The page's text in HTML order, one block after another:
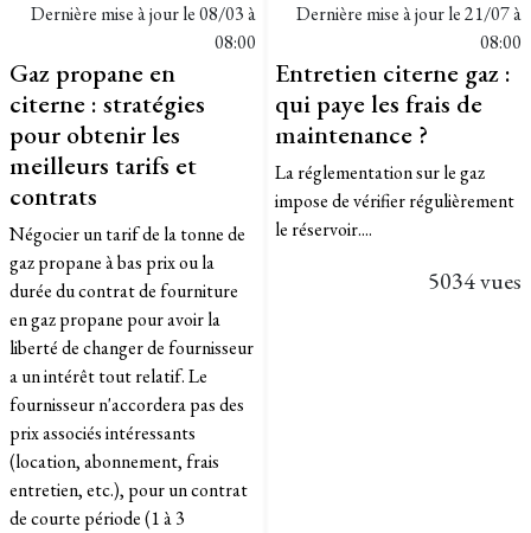
Dernière mise à jour le08/03 à
08:00
Gaz propane en
citerne : stratégies
pour obtenir les
meilleurs tarifs et
contrats
Négocier un tarif de la tonne de
gaz propane à bas prix ou la
durée du contrat de fourniture
en gaz propane pour avoir la
liberté de changer de fournisseur
a un intérêt tout relatif. Le
fournisseur n'accordera pas des
prix associés intéressants
(location, abonnement, frais
entretien, etc.), pour un contrat
de courte période (1 à 3
Dernière mise à jour le21/07 à
08:00
Entretien citerne gaz :
qui paye les frais de
maintenance ?
La réglementation sur le gaz
impose de vérifier régulièrement
le réservoir....
5034 vues